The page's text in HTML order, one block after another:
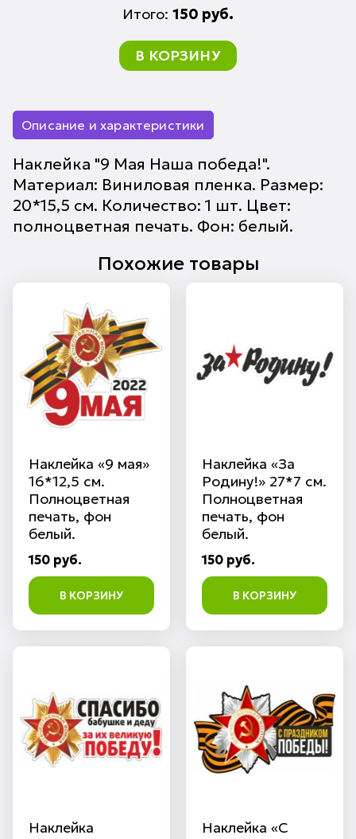
Итого: 150 руб.
В КОРЗИНУ
Описание и характеристики
Наклейка "9 Мая Наша победа!".
Материал: Виниловая пленка. Размер:
20*15,5 см. Количество: 1 шт. Цвет:
полноцветная печать. Фон: белый.
Похожие товары
Наклейка «9 мая»
16*12,5 см.
Полноцветная
печать, фон
белый.
150 руб.
В КОРЗИНУ
Наклейка «За
Родину!» 27*7 см.
Полноцветная
печать, фон
белый.
150 руб.
В КОРЗИНУ
Наклейка
Наклейка «С